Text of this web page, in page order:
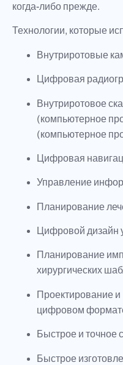
когда-либо прежде.
Технологии, которые
Внутриротовые
Цифровая
Внутриротовое
(компьютерное
(компьютерное
Цифровая
Управление
Планирование
Цифровой дизайн
Планирование
хирургических
Проектирование и
цифровом
Быстрое и точное
Быстрое